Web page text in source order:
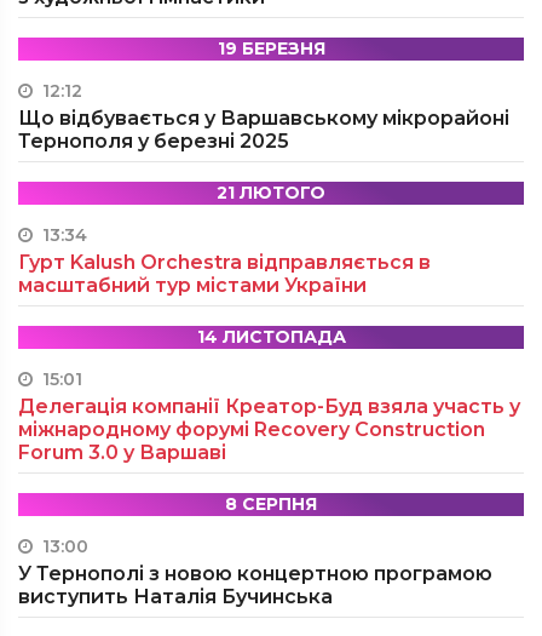
19 БЕРЕЗНЯ
12:12
Що відбувається у Варшавському мікрорайоні
Тернополя у березні 2025
21 ЛЮТОГО
13:34
Гурт Kalush Orchestra відправляється в
масштабний тур містами України
14 ЛИСТОПАДА
15:01
Делегація компанії Креатор-Буд взяла участь у
міжнародному форумі Recovery Construction
Forum 3.0 у Варшаві
8 СЕРПНЯ
13:00
У Тернополі з новою концертною програмою
виступить Наталія Бучинська